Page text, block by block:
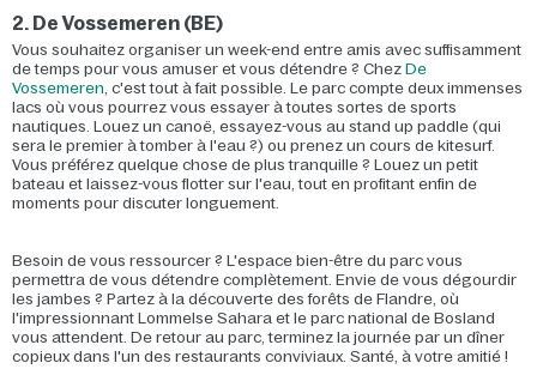
2. De Vossemeren (BE)
Vous souhaitez organiser un week-end entre amis avec suffisamment
de temps pour vous amuser et vous détendre ? Chez De
Vossemeren, c'est tout à fait possible. Le parc compte deux immenses
lacs où vous pourrez vous essayer à toutes sortes de sports
nautiques. Louez un canoë, essayez-vous au stand up paddle (qui
sera le premier à tomber à l'eau ?) ou prenez un cours de kitesurf.
Vous préférez quelque chose de plus tranquille ? Louez un petit
bateau et laissez-vous flotter sur l'eau, tout en profitant enfin de
moments pour discuter longuement.
Besoin de vous ressourcer ? L'espace bien-être du parc vous
permettra de vous détendre complètement. Envie de vous dégourdir
les jambes ? Partez à la découverte des forêts de Flandre, où
l'impressionnant Lommelse Sahara et le parc national de Bosland
vous attendent. De retour au parc, terminez la journée par un dîner
copieux dans l'un des restaurants conviviaux. Santé, à votre amitié !